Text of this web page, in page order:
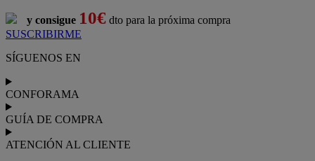
y consigue 10€ dto para la próxima compra
SUSCRIBIRME
SÍGUENOS EN
CONFORAMA
GUÍA DE COMPRA
ATENCIÓN AL CLIENTE